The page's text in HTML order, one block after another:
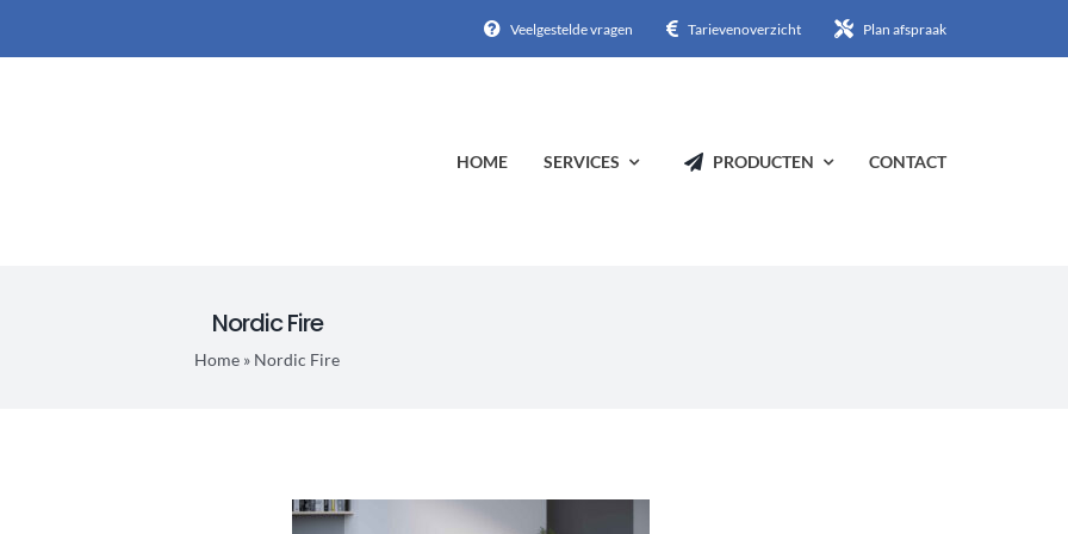
Veelgestelde vragen Tarievenoverzicht Plan afspraak
HOME SERVICES PRODUCTEN CONTACT
Nordic Fire
Home » Nordic Fire